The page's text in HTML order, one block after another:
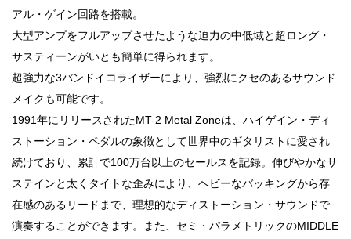
アル・ゲイン回路を搭載。
大型アンプをフルアップさせたような迫力の中低域と超ロング・
サスティーンがいとも簡単に得られます。
超強力な3バンドイコライザーにより、強烈にクセのあるサウンド
メイクも可能です。
1991年にリリースされたMT-2 Metal Zoneは、ハイゲイン・ディ
ストーション・ペダルの象徴として世界中のギタリストに愛され
続けており、累計で100万台以上のセールスを記録。伸びやかなサ
ステインと太くタイトな歪みにより、ヘビーなバッキングから存
在感のあるリードまで、理想的なディストーション・サウンドで
演奏することができます。また、セミ・パラメトリックのMIDDLE